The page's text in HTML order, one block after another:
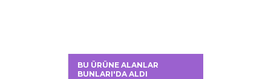
BU ÜRÜNE ALANLAR
BUNLARI'DA ALDI